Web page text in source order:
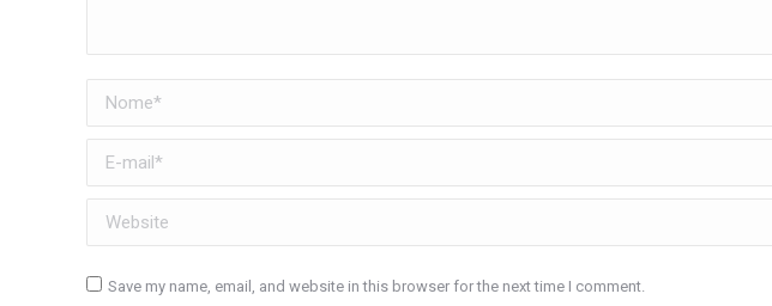
Nome *
E-mail *
Website
Save my name, email, and website in this browser for the next time I comment.